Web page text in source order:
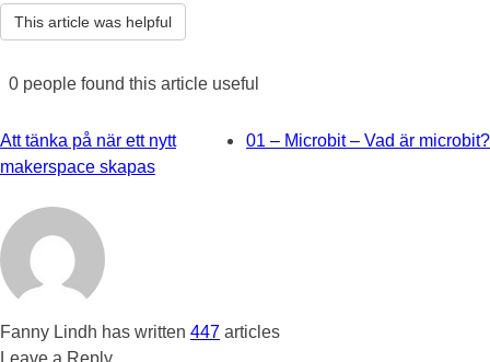
This article was helpful
0 people found this article useful
Post
navigation
Att tänka på när ett nytt
makerspace skapas
01 – Microbit – Vad är microbit?
Fanny Lindh has written 447 articles
Leave a Reply